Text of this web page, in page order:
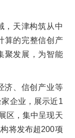
，天津构筑从中
算的完整信创产
聚发展，为智能
济、信创产业等
企业，展示近1
区，集中呈现天
将发布超200项